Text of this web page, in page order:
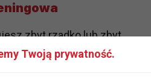
zbyt rzadko lub zbyt
czasu na regenerację? A
Twoją prywatność.